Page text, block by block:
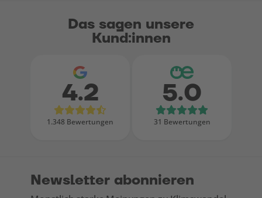
Das sagen unsere
Kund:innen
Bewertungen bei Google
4.2
1.348 Bewertungen
5.0
31 Bewertungen
Newsletter abonnieren